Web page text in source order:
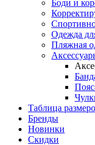
Боди и
Одежда
Пляжная
Таблица
Бренды
Новинки
Скидки